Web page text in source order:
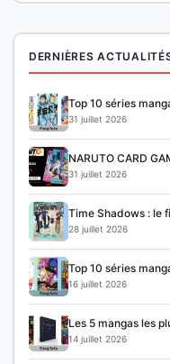
DERNIÈRES
Top 10 séries
31 juillet 2026
NARUTO CARD
31 juillet 2026
Time Shadows : le
28 juillet 2026
Top 10 séries
16 juillet 2026
Les 5 mangas les
14 juillet 2026